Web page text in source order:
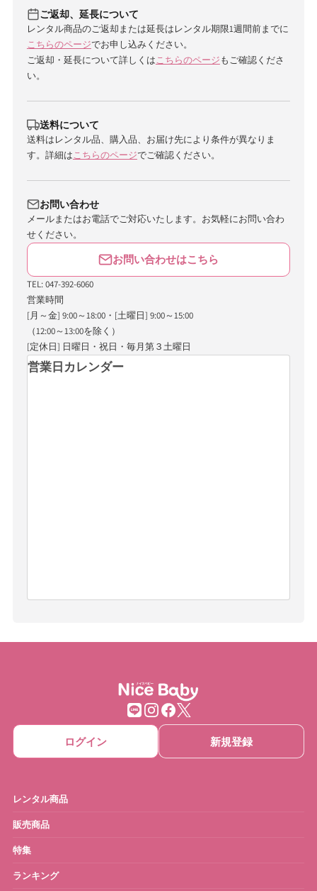
ご返却、延長について
レンタル商品のご返却または延長はレンタル期限1週間前までに
こちらのページでお申し込みください。
ご返却・延長について詳しくはこちらのページもご確認くださ
い。
送料について
送料はレンタル品、購入品、お届け先により条件が異なりま
す。詳細はこちらのページでご確認ください。
お問い合わせ
メールまたはお電話でご対応いたします。お気軽にお問い合わ
せください。
お問い合わせはこちら
TEL: 047-392-6060
営業時間
[月～金] 9:00～18:00・[土曜日] 9:00～15:00
（12:00～13:00を除く）
[定休日] 日曜日・祝日・毎月第３土曜日
営業日カレンダー
ログイン 新規登録
レンタル商品
販売商品
特集
ランキング